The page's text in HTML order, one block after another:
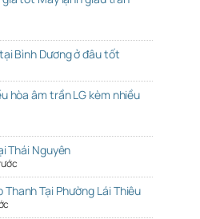
Bình Dương ở đâu tốt
hòa âm trần LG kèm nhiều
Thái Nguyên
Tại Phường Lái Thiêu